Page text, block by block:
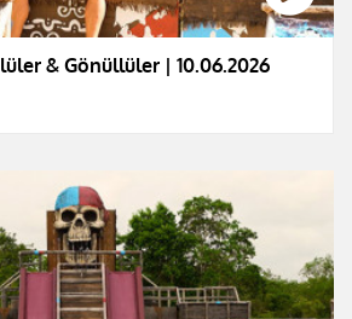
& Gönüllüler | 10.06.2026